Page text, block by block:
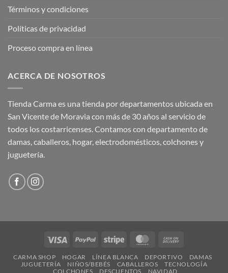
Términos y condiciones
Políticas de privacidad
Proceso compra en línea
ACERCA DE NOSOTROS
Tienda Carma es una tienda por departamentos ubicada en
San Vicente de Moravia con más de 30 años al servicio de
todos los costarricenses. Contamos con departamento de
damas, caballeros, hogar, electrodomésticos, colchones y
juguetería.
Visa PayPal Stripe MasterCard
Delivery
CARMA SHOP HOGAR LÍNEA BLANCA DEPORTIVO
DAMAS
JUGUETERÍA
NIÑOS/BEBÉS CABALLEROS
TECNOLOGÍA
COLCHONES
DESCUENTOS NAVIDAD